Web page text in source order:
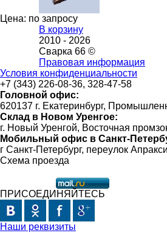
Цена: по запросу
В корзину
2010 - 2026
Сварка 66 ©
Правовая информация
Условия конфиденциальности
+7 (343) 226-08-36, 328-47-58
Головной офис:
620137 г. Екатеринбург,
Склад в Новом Уренгое:
г. Новый Уренгой, Восточная
Мобильный офис в Санкт-
г Санкт-Петербург, переулок
Схема проезда
ПРИСОЕДИНЯЙТЕСЬ
Наши реквизиты